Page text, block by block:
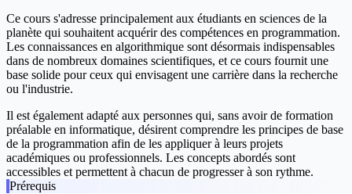
Ce cours s'adresse principalement aux étudiants en sciences de la
planète qui souhaitent acquérir des compétences en programmation.
Les connaissances en algorithmique sont désormais indispensables
dans de nombreux domaines scientifiques, et ce cours fournit une
base solide pour ceux qui envisagent une carrière dans la recherche
ou l'industrie.
Il est également adapté aux personnes qui, sans avoir de formation
préalable en informatique, désirent comprendre les principes de base
de la programmation afin de les appliquer à leurs projets
académiques ou professionnels. Les concepts abordés sont
accessibles et permettent à chacun de progresser à son rythme.
Prérequis